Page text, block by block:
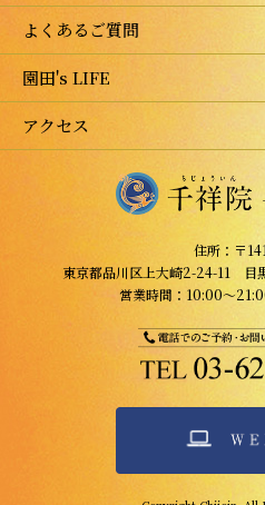
よくあるご質問
園田's LIFE
アクセス
住所：〒
東京都品川区上大崎2-24-11 目
営業時間：10:00～